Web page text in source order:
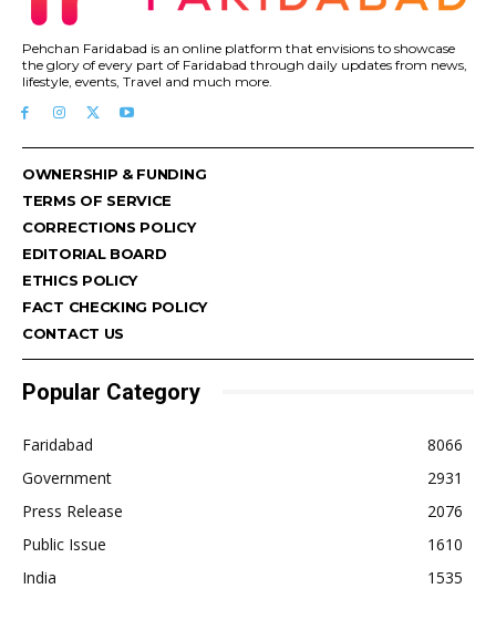
Pehchan Faridabad is an online platform that envisions to showcase
the glory of every part of Faridabad through daily updates from news,
lifestyle, events, Travel and much more.
OWNERSHIP & FUNDING
TERMS OF SERVICE
CORRECTIONS POLICY
EDITORIAL BOARD
ETHICS POLICY
FACT CHECKING POLICY
CONTACT US
Popular Category
Faridabad
8066
Government
2931
Press Release
2076
Public Issue
1610
India
1535